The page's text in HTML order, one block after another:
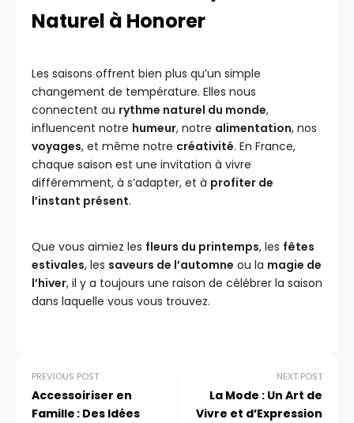
Naturel à Honorer
Les saisons offrent bien plus qu’un simple
changement de température. Elles nous
connectent au rythme naturel du monde,
influencent notre humeur, notre alimentation, nos
voyages, et même notre créativité. En France,
chaque saison est une invitation à vivre
différemment, à s’adapter, et à profiter de
l’instant présent.
Que vous aimiez les fleurs du printemps, les fêtes
estivales, les saveurs de l’automne ou la magie de
l’hiver, il y a toujours une raison de célébrer la saison
dans laquelle vous vous trouvez.
PREVIOUS POST
Accessoiriser en
Famille : Des Idées
NEXT POST
La Mode : Un Art de
Vivre et d’Expression